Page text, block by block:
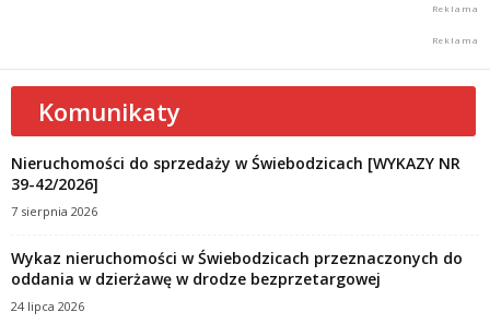
Komunikaty
Nieruchomości do sprzedaży w Świebodzicach [WYKAZY NR
39-42/2026]
7 sierpnia 2026
Wykaz nieruchomości w Świebodzicach przeznaczonych do
oddania w dzierżawę w drodze bezprzetargowej
24 lipca 2026